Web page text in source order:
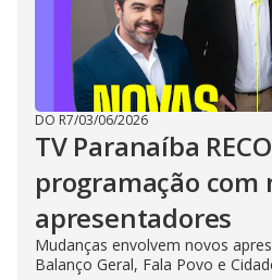
DO R7/03/06/2026
TV Paranaíba
programação com
apresentadores
Mudanças envolvem novos
Balanço Geral, Fala Povo e